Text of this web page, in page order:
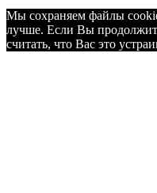
Мы cохраняем файлы
лучше. Если Вы
считать, что Вас это